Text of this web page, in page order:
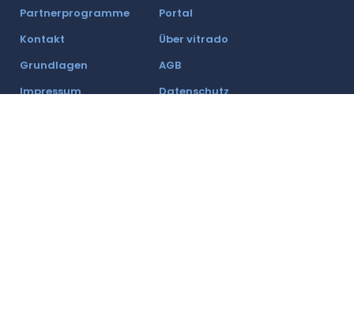
Partnerprogramme
Portal
Kontakt
Über vitrado
Grundlagen
AGB
Impressum
Datenschutz